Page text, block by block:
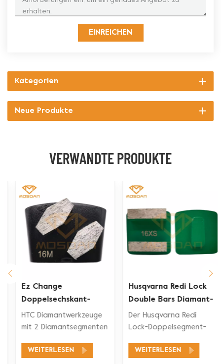
EINREICHEN
Kategorien
Neue Produkte
VERWANDTE PRODUKTE
Ez Change
Doppelsechskant-
Segment-Diamant-
Schleifschuh
HTC Diamantwerkzeuge
mit 2 Diamantsegmenten
breites
WEITERLESEN
Husqvarna Redi Lock
Double Bars Diamant-
Schleifschuh für
Betonboden
Der Husqvarna Redi
Lock-Doppelsegment-
mit den Husqvarna Redi
WEITERLESEN